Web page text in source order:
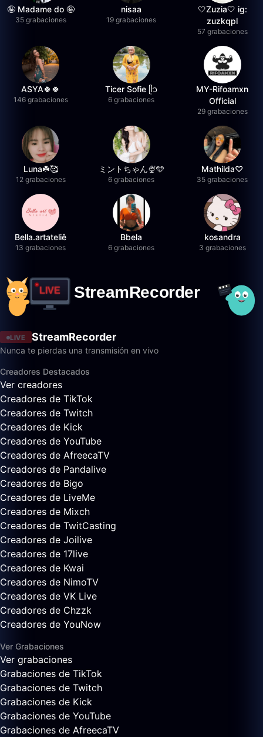
🤪 Madame do 🤪
35 grabaciones
nisaa
19 grabaciones
🤍Zuzia🤍 ig:
zuzkqpl
57 grabaciones
ASYA🍀🍀
146 grabaciones
Ticer Sofie ᥫ᭡
6 grabaciones
MY-Rifoamxn
Official
29 grabaciones
Luna☘️🥰
12 grabaciones
ミントちゃん🍨🩵
6 grabaciones
Mathilda♡︎
35 grabaciones
Bella.artateliê
13 grabaciones
Bbela
6 grabaciones
kosandra
3 grabaciones
LIVE StreamRecorder
Nunca te pierdas una transmisión en vivo
Creadores Destacados
Ver creadores
Creadores de TikTok
Creadores de Twitch
Creadores de Kick
Creadores de YouTube
Creadores de AfreecaTV
Creadores de Pandalive
Creadores de Bigo
Creadores de LiveMe
Creadores de Mixch
Creadores de TwitCasting
Creadores de Joilive
Creadores de 17live
Creadores de Kwai
Creadores de NimoTV
Creadores de VK Live
Creadores de Chzzk
Creadores de YouNow
Ver Grabaciones
Ver grabaciones
Grabaciones de TikTok
Grabaciones de Twitch
Grabaciones de Kick
Grabaciones de YouTube
Grabaciones de AfreecaTV